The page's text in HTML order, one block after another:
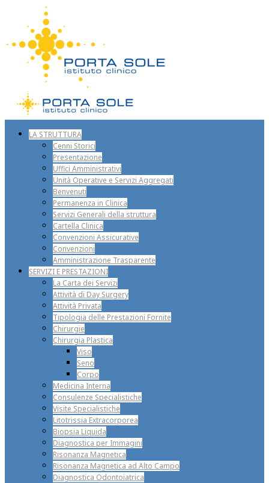
LA STRUTTURA
Cenni Storici
Presentazione
Uffici Amministrativi
Unità Operative e Servizi Aggregati
Benvenuti
Permanenza in Clinica
Servizi Generali della struttura
Cartella Clinica
Convenzioni Assicurative
Convenzioni
Amministrazione Trasparente
SERVIZI E PRESTAZIONI
La Carta dei Servizi
Attività di Day Surgery
Attività Privata
Tipologia delle Prestazioni Fornite
Chirurgie
Chirurgia Plastica
Viso
Seno
Corpo
Medicina Interna
Consulenze Specialistiche
Visite Specialistiche
Litotrissia Extracorporea
Biopsia Liquida
Diagnostica per Immagini
Risonanza Magnetica
Risonanza Magnetica ad Alto Campo
Diagnostica Odontoiatrica